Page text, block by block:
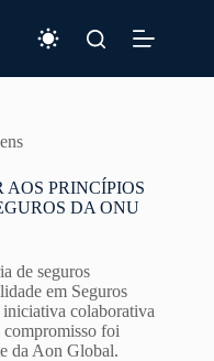
PRINCÍPIOS
DA ONU
de seguros
em Seguros
colaborativa
foi
da Aon Global.